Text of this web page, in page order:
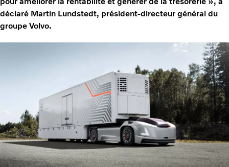
déclaré Martin Lundstedt, président-directeur général du
groupe Volvo.